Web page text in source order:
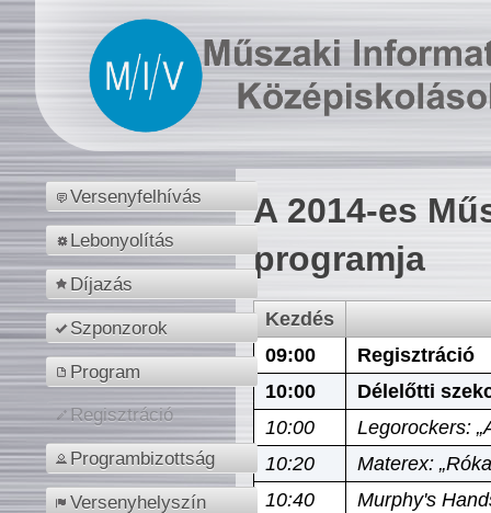
Versenyfelhívás
Lebonyolítás
Díjazás
Szponzorok
Program
Regisztráció
Programbizottság
Versenyhelyszín
A 2014-es
programja
Kezdés
09:00
Regisztráció
10:00
Délelőtti
10:00
Legorockers:
10:20
Materex:
10:40
Murphy's